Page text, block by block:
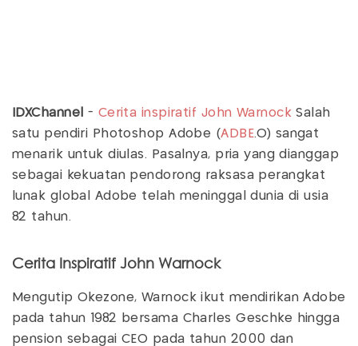
IDXChannel - Cerita inspiratif John WarnockSalah
satu pendiri Photoshop Adobe (ADBE.O) sangat
menarik untuk diulas. Pasalnya, pria yang dianggap
sebagai kekuatan pendorong raksasa perangkat
lunak global Adobe telah meninggal dunia di usia
82 tahun.
Cerita Inspiratif John Warnock
Mengutip Okezone, Warnock ikut mendirikan Adobe
pada tahun 1982 bersama Charles Geschke hingga
pension sebagai CEO pada tahun 2000 dan